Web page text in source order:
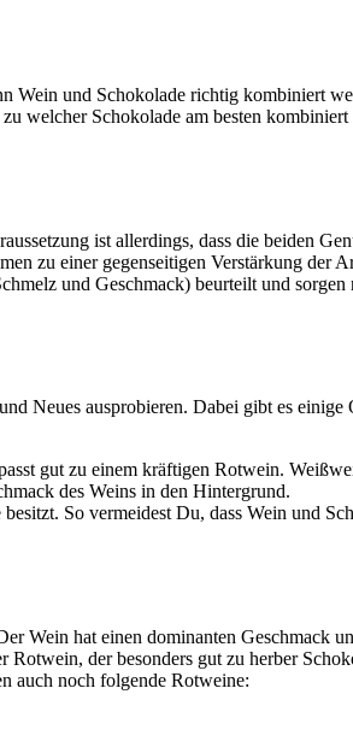
und Schokolade richtig kombiniert
welcher Schokolade am besten
ist allerdings, dass die beiden
zu einer gegenseitigen Verstärkung der
und Geschmack) beurteilt und
Neues ausprobieren. Dabei gibt es
gut zu einem kräftigen Rotwein.
des Weins in den Hintergrund.
So vermeidest Du, dass Wein und
Wein hat einen dominanten Geschmack
der besonders gut zu herber
auch noch folgende Rotweine: